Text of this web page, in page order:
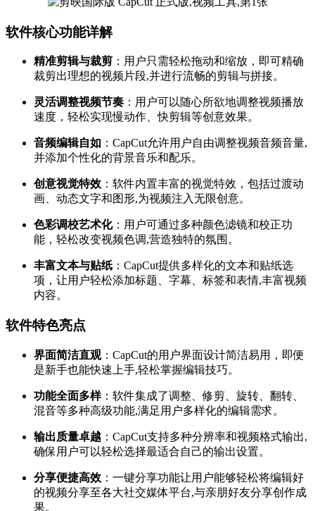
软件核心功能详解
精准剪辑与裁剪 ：用户只需轻松拖动和缩放，即可精确
裁剪出理想的视频片段,并进行流畅的剪辑与拼接。
灵活调整视频节奏 ：用户可以随心所欲地调整视频播放
速度，轻松实现慢动作、快剪辑等创意效果。
音频编辑自如 ：CapCut允许用户自由调整视频音频音量,
并添加个性化的背景音乐和配乐。
创意视觉特效 ：软件内置丰富的视觉特效，包括过渡动
画、动态文字和图形,为视频注入无限创意。
色彩调校艺术化：用户可通过多种颜色滤镜和校正功
能，轻松改变视频色调,营造独特的氛围。
丰富文本与贴纸 ：CapCut提供多样化的文本和贴纸选
项，让用户轻松添加标题、字幕、标签和表情,丰富视频
内容。
软件特色亮点
界面简洁直观：CapCut的用户界面设计简洁易用，即便
是新手也能快速上手,轻松掌握编辑技巧。
功能全面多样：软件集成了调整、修剪、旋转、翻转、
混音等多种高级功能,满足用户多样化的编辑需求。
输出质量卓越 ：CapCut支持多种分辨率和视频格式输出,
确保用户可以轻松选择最适合自己的输出设置。
分享便捷高效 ：一键分享功能让用户能够轻松将编辑好
的视频分享至各大社交媒体平台,与亲朋好友分享创作成
果。